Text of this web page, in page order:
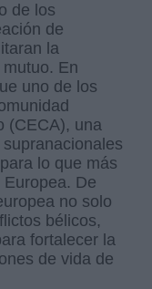
de los
de
la
En
uno de los
(CECA), una
lo que más
De
no solo
bélicos,
fortalecer la
de vida de